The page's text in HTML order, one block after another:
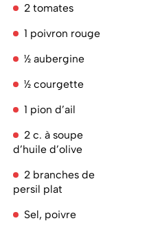
2 tomates
1 poivron rouge
½ aubergine
½ courgette
1 pion d’ail
2 c. à soupe
d’huile d’olive
2 branches de
persil plat
Sel, poivre